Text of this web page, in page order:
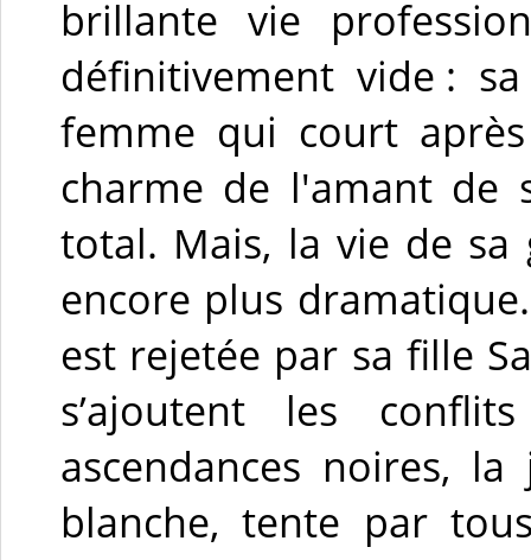
brillante vie
définitivement vide :
femme qui court
charme de l'amant de
total. Mais, la vie de
encore plus
est rejetée par sa fille
s’ajoutent les
ascendances noires,
blanche, tente par